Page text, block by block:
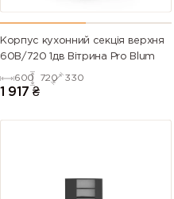
Корпус кухонний секцiя верхня
60В/720 1дв Вітрина Pro Blum
600 720 330
1 917 ₴